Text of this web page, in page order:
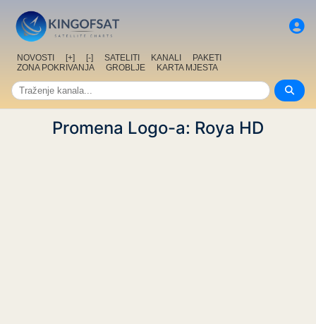
NOVOSTI [+] [-] SATELITI KANALI
PAKETI
ZONA POKRIVANJA
GROBLJE KARTA MJESTA
Promena Logo-a: Roya HD